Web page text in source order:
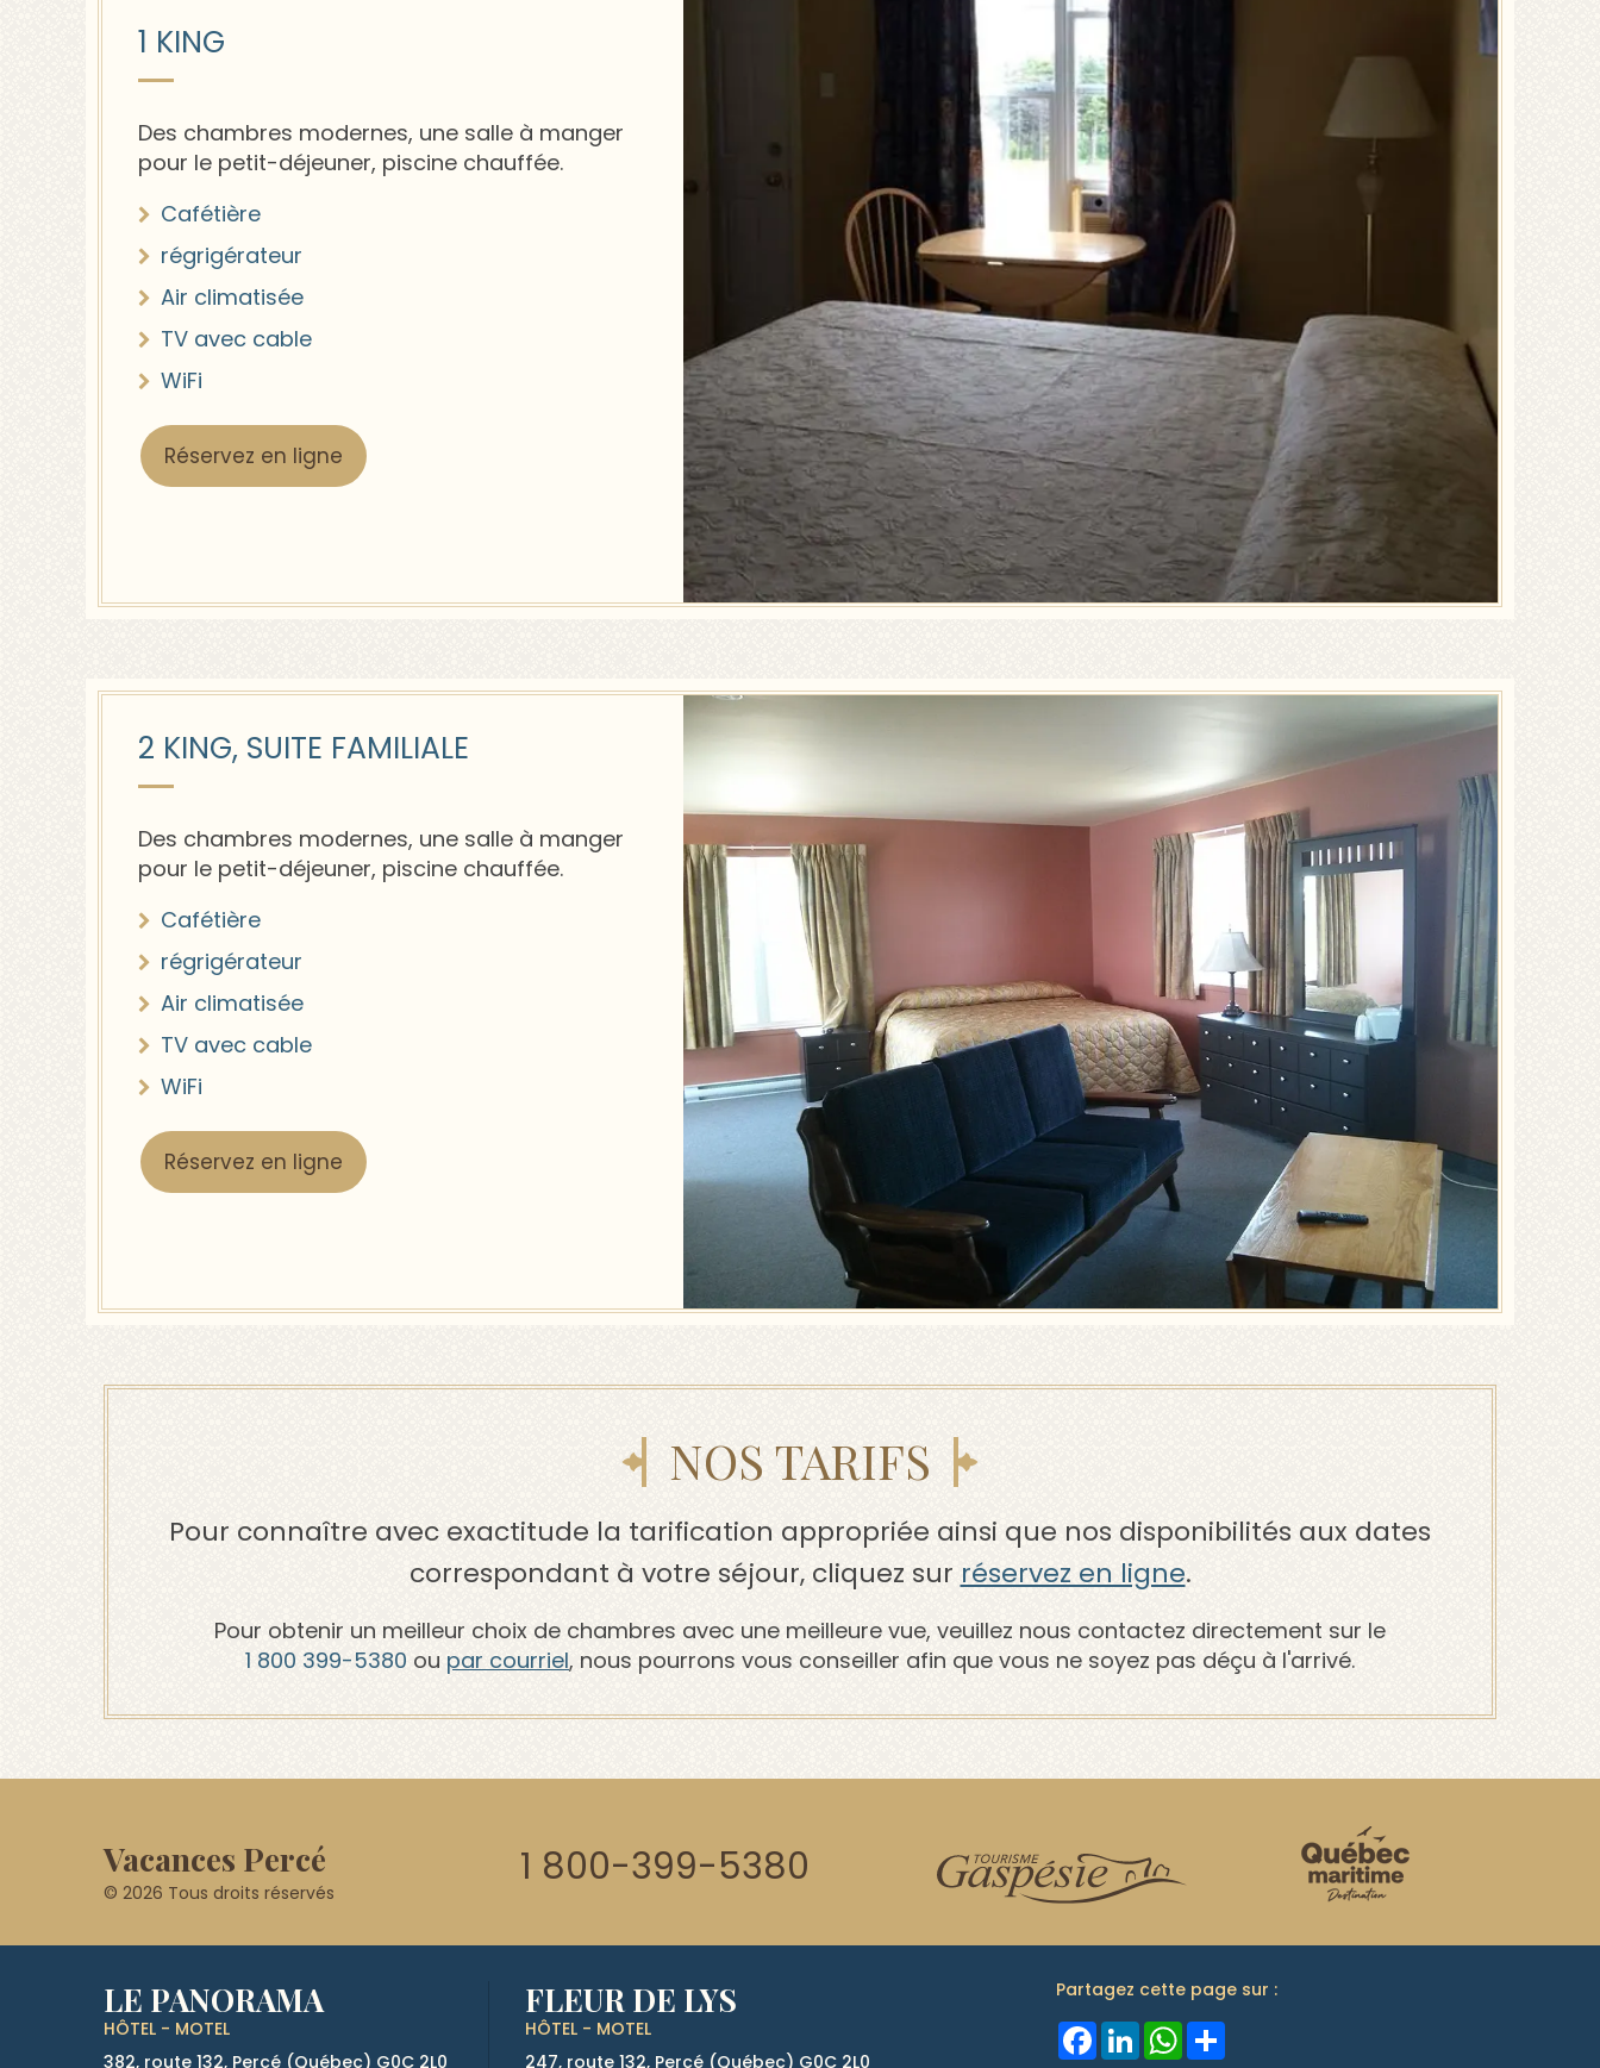
1 KING
Des chambres modernes, une salle à manger
pour le petit-déjeuner, piscine chauffée.
Cafétière
régrigérateur
Air climatisée
TV avec cable
WiFi
Réservez en ligne
2 KING, SUITE FAMILIALE
Des chambres modernes, une salle à manger
pour le petit-déjeuner, piscine chauffée.
Cafétière
régrigérateur
Air climatisée
TV avec cable
WiFi
Réservez en ligne
NOS TARIFS
Pour connaître avec exactitude la tarification appropriée ainsi que nos disponibilités aux dates
correspondant à votre séjour, cliquez sur réservez en ligne.
Pour obtenir un meilleur choix de chambres avec une meilleure vue, veuillez nous contactez directement sur le
1 800 399-5380 ou par courriel, nous pourrons vous conseiller afin que vous ne soyez pas déçu à l'arrivé.
Vacances Percé
© 2026 Tous droits réservés
1 800-399-5380
LE PANORAMA
HÔTEL - MOTEL
382, route 132, Percé (Québec) G0C 2L0
FLEUR DE LYS
HÔTEL - MOTEL
247, route 132, Percé (Québec) G0C 2L0
Partagez cette page sur :
Facebook
LinkedInWhatsApp
Share